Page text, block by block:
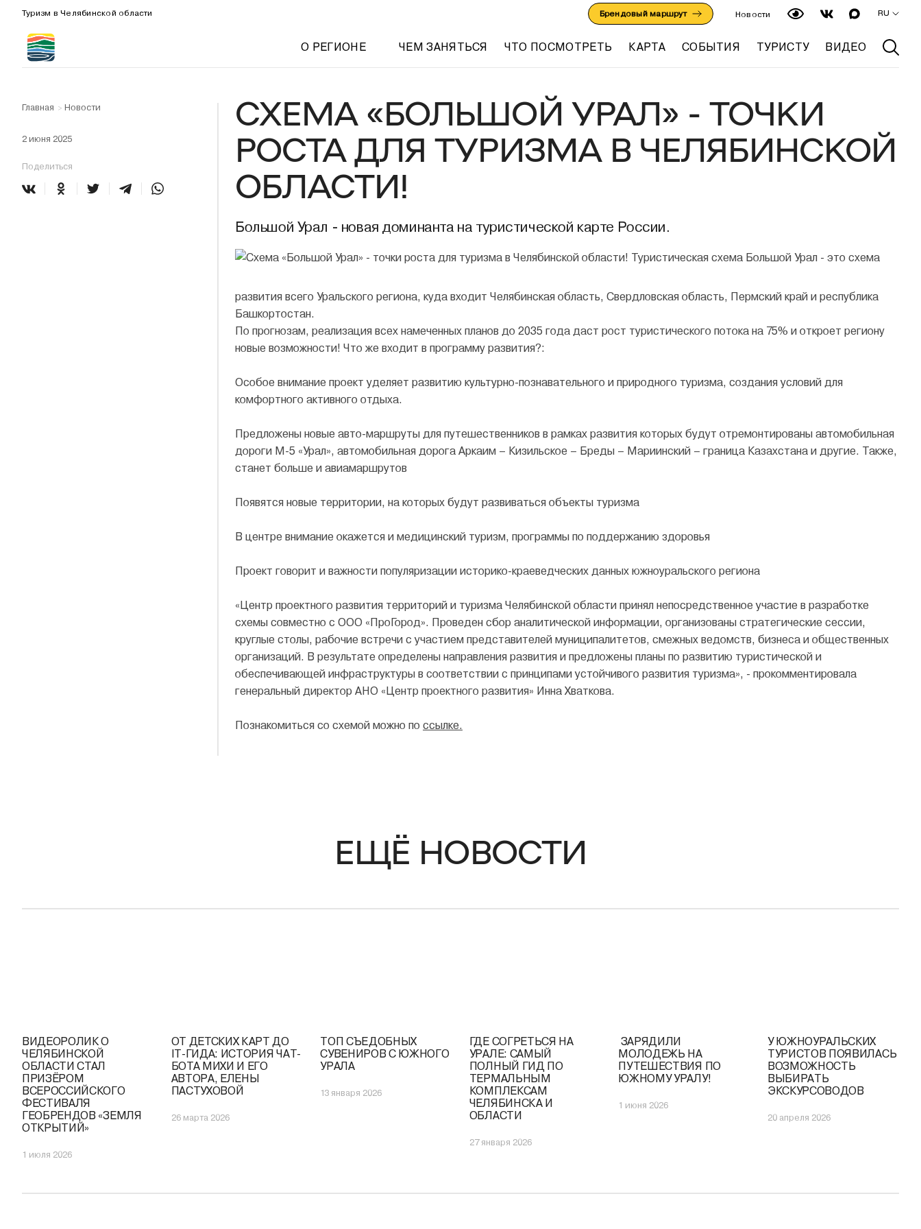
Туризм в Челябинской области Брендовый маршрут Новости RU
О РЕГИОНЕ ЧЕМ ЗАНЯТЬСЯ ЧТО ПОСМОТРЕТЬ КАРТА СОБЫТИЯ ТУРИСТУ ВИДЕО
Главная > Новости
2 июня 2025
Поделиться
СХЕМА «БОЛЬШОЙ УРАЛ» - ТОЧКИ
РОСТА ДЛЯ ТУРИЗМА В ЧЕЛЯБИНСКОЙ
ОБЛАСТИ!
Большой Урал - новая доминанта на туристической карте России.
Туристическая схема Большой Урал - это схема
развития всего Уральского региона, куда входит Челябинская область, Свердловская область, Пермский край и республика
Башкортостан.
По прогнозам, реализация всех намеченных планов до 2035 года даст рост туристического потока на 75% и откроет региону
новые возможности! Что же входит в программу развития?:
Особое внимание проект уделяет развитию культурно-познавательного и природного туризма, создания условий для
комфортного активного отдыха.
Предложены новые авто-маршруты для путешественников в рамках развития которых будут отремонтированы автомобильная
дороги М-5 «Урал», автомобильная дорога Аркаим – Кизильское – Бреды – Мариинский – граница Казахстана и другие. Также,
станет больше и авиамаршрутов
Появятся новые территории, на которых будут развиваться объекты туризма
В центре внимание окажется и медицинский туризм, программы по поддержанию здоровья
Проект говорит и важности популяризации историко-краеведческих данных южноуральского региона
«Центр проектного развития территорий и туризма Челябинской области принял непосредственное участие в разработке
схемы совместно с ООО «ПроГород». Проведен сбор аналитической информации, организованы стратегические сессии,
круглые столы, рабочие встречи с участием представителей муниципалитетов, смежных ведомств, бизнеса и общественных
организаций. В результате определены направления развития и предложены планы по развитию туристической и
обеспечивающей инфраструктуры в соответствии с принципами устойчивого развития туризма», - прокомментировала
генеральный директор АНО «Центр проектного развития» Инна Хваткова.
Познакомиться со схемой можно по ссылке.
ЕЩЁ НОВОСТИ
ВИДЕОРОЛИК О
ЧЕЛЯБИНСКОЙ
ОБЛАСТИ СТАЛ
ПРИЗЁРОМ
ВСЕРОССИЙСКОГО
ФЕСТИВАЛЯ
ГЕОБРЕНДОВ «ЗЕМЛЯ
ОТКРЫТИЙ»
1 июля 2026
ОТ ДЕТСКИХ КАРТ ДО
IT-ГИДА: ИСТОРИЯ ЧАТ-
БОТА МИХИ И ЕГО
АВТОРА, ЕЛЕНЫ
ПАСТУХОВОЙ
26 марта 2026
ТОП СЪЕДОБНЫХ
СУВЕНИРОВ С ЮЖНОГО
УРАЛА
13 января 2026
ГДЕ СОГРЕТЬСЯ НА
УРАЛЕ: САМЫЙ
ПОЛНЫЙ ГИД ПО
ТЕРМАЛЬНЫМ
КОМПЛЕКСАМ
ЧЕЛЯБИНСКА И
ОБЛАСТИ
27 января 2026
️ ЗАРЯДИЛИ
МОЛОДЕЖЬ НА
ПУТЕШЕСТВИЯ ПО
ЮЖНОМУ УРАЛУ!
1 июня 2026
У ЮЖНОУРАЛЬСКИХ
ТУРИСТОВ ПОЯВИЛАСЬ
ВОЗМОЖНОСТЬ
ВЫБИРАТЬ
ЭКСКУРСОВОДОВ
20 апреля 2026